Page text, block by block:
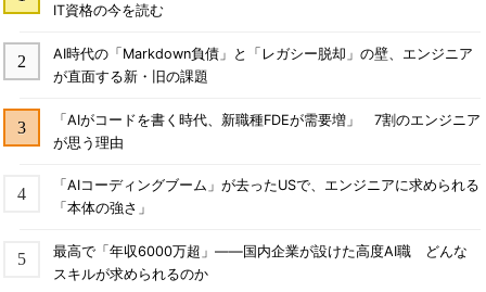
IT資格の今を読む
AI時代の「Markdown負債」と「レガシー脱却」の壁、エンジニア
が直面する新・旧の課題
「AIがコードを書く時代、新職種FDEが需要増」 7割のエンジニア
が思う理由
「AIコーディングブーム」が去ったUSで、エンジニアに求められる
「本体の強さ」
最高で「年収6000万超」――国内企業が設けた高度AI職 どんな
スキルが求められるのか